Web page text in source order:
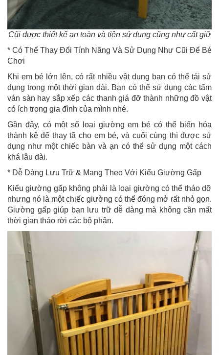
Cũi được thiết kế an toàn và tiện sử dụng cũng như cất giữ
* Có Thể Thay Đổi Tính Năng Và Sử Dụng Như Cũi Để Bé
Chơi
Khi em bé lớn lên, có rất nhiều vật dụng bạn có thể tái sử
dụng trong một thời gian dài. Bạn có thể sử dụng các tấm
ván sàn hay sắp xếp các thanh giá đỡ thành những đồ vật
có ích trong gia đình của mình nhé.
Gần đây, có một số loại giường em bé có thể biến hóa
thành kệ để thay tã cho em bé, và cuối cùng thì được sử
dụng như một chiếc bàn và ạn có thể sử dụng một cách
khá lâu dài.
* Dễ Dàng Lưu Trữ & Mang Theo Với Kiểu Giường Gấp
Kiểu giường gấp không phải là loại giường có thể tháo dỡ
nhưng nó là một chiếc giường có thể đóng mở rất nhỏ gọn.
Giường gấp giúp bạn lưu trữ dễ dàng mà không cần mất
thời gian tháo rời các bộ phận.